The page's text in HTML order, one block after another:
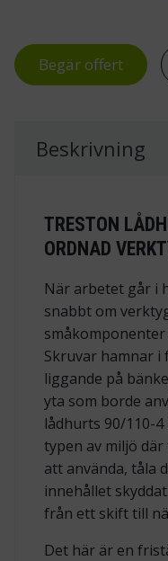
Begär offert
Beskrivning
TRESTON
ORDNAD
När arbetet går i
snabbt om
Skruvar hamnar i
liggande på
yta som borde
lådhurts 90/110-
typen av miljö
att använda, tåla
innehållet
från ett skift till
Det här är en